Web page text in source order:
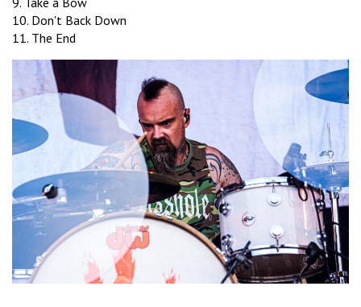
10. Don't Back Down
11. The End